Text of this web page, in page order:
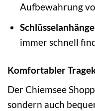
Aufbewahrung
immer schnell
Komfortabler
Der Chiemsee
sondern auch